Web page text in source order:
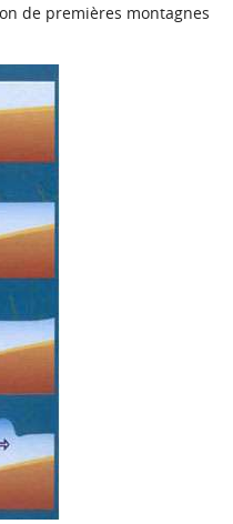
de premières montagnes